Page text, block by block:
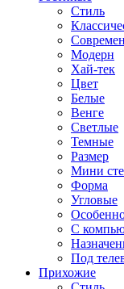
Стиль
Модерн
Хай-тек
Цвет
Белые
Венге
Светлые
Темные
Размер
Мини
Форма
Угловые
С
Под
Прихожие